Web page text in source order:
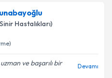
Hastalıkları)
ve başarılı bir
Devamı